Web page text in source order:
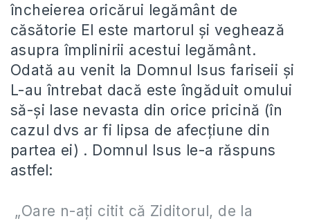
încheierea oricărui legământ de
căsătorie El este martorul și veghează
asupra împlinirii acestui legământ.
Odată au venit la Domnul Isus fariseii și
L-au întrebat dacă este îngăduit omului
să-și lase nevasta din orice pricină (în
cazul dvs ar fi lipsa de afecțiune din
partea ei) . Domnul Isus le-a răspuns
astfel:
„Oare n-aţi citit că Ziditorul, de la